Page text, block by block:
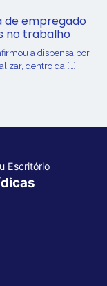
de empregado
no trabalho
a dispensa por
dentro da […]
Escritório